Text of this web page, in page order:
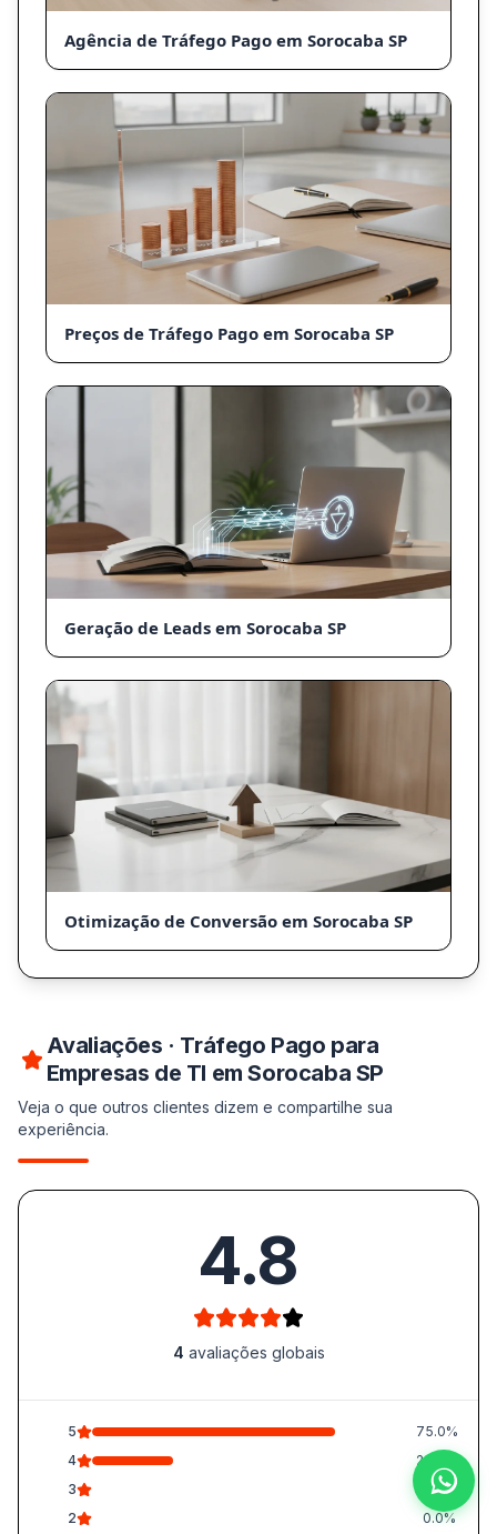
Agência de Tráfego Pago em Sorocaba SP
Preços de Tráfego Pago em Sorocaba SP
Geração de Leads em Sorocaba SP
Otimização de Conversão em Sorocaba SP
Avaliações · Tráfego Pago para
Empresas de TI em Sorocaba SP
Veja o que outros clientes dizem e compartilhe sua
experiência.
4.8
4 avaliações globais
5
75.0%
4
25.0%
3
0.0%
2
0.0%